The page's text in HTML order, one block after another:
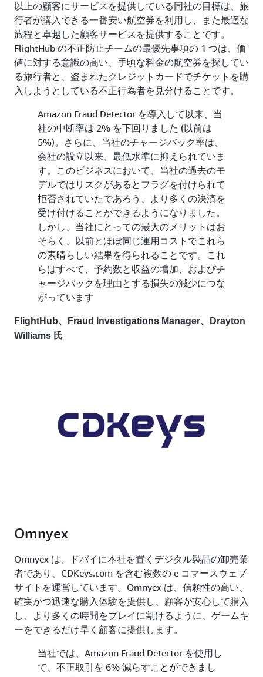
以上の顧客にサービスを提供している同社の目標は、旅
行者が購入できる一番安い航空券を利用し、また最適な
旅程と卓越した顧客サービスを提供することです。
FlightHub の不正防止チームの最優先事項の 1 つは、価
値に対する意識の高い、手頃な料金の航空券を探してい
る旅行者と、盗まれたクレジットカードでチケットを購
入しようとしている不正行為者を見分けることです。
Amazon Fraud Detector を導入して以来、当
社の中断率は 2% を下回りました (以前は
5%)。さらに、当社のチャージバック率は、
会社の設立以来、最低水準に抑えられていま
す。このビジネスにおいて、当社の過去のモ
デルではリスクがあるとフラグを付けられて
拒否されていたであろう、より多くの決済を
受け付けることができるようになりました。
しかし、当社にとっての最大のメリットはお
そらく、以前とほぼ同じ運用コストでこれら
の素晴らしい結果を得られることです。これ
らはすべて、予約数と収益の増加、およびチ
ャージバックを理由とする損失の減少につな
がっています
FlightHub、Fraud Investigations Manager、Drayton
Williams 氏
Omnyex
Omnyex は、ドバイに本社を置くデジタル製品の卸売業
者であり、CDKeys.com を含む複数の e コマースウェブ
サイトを運営しています。Omnyex は、信頼性の高い、
確実かつ迅速な購入体験を提供し、顧客が安心して購入
し、より多くの時間をプレイに割けるように、ゲームキ
ーをできるだけ早く顧客に提供します。
当社では、Amazon Fraud Detector を使用し
て、不正取引を 6% 減らすことができまし